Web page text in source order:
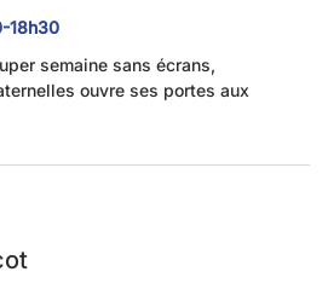
18h30
semaine sans écrans,
ouvre ses portes aux